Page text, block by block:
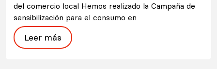
del comercio local Hemos realizado la Campaña de
sensibilización para el consumo en
Leer más